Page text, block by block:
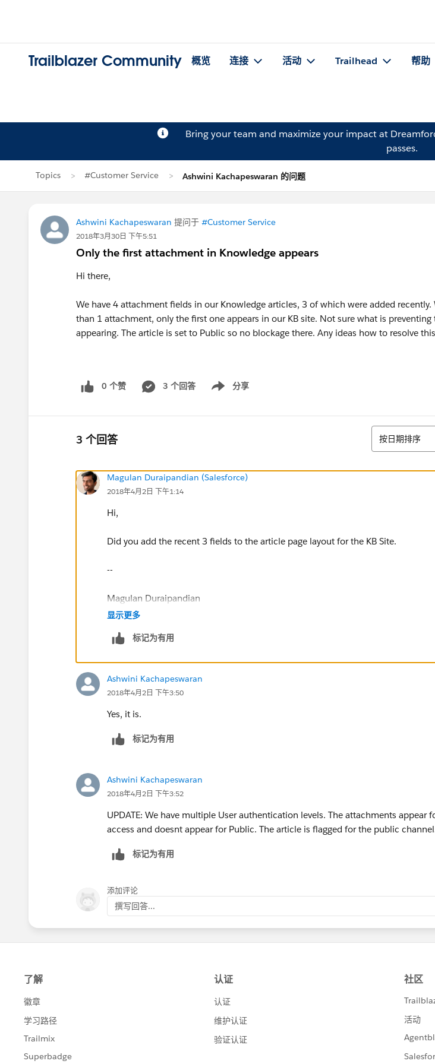
Trailblazer Community 概览 连接 活动 Trailhead 帮助
Bring your team and maximize your impact at
passes.
Topics #Customer Service Ashwini Kachapeswaran 的问题
Ashwini Kachapeswaran 提问于 #Customer Service
2018年3月30日 下午5:51
Only the first attachment in Knowledge appears
Hi there,
We have 4 attachment fields in our Knowledge articles, 3 of which were added
than 1 attachment, only the first one appears in our KB site. Not sure what is
appearing. The article is set to Public so no blockage there. Any ideas how to resolve
0 个赞 3 个回答 分享
Show menu
3 个回答 排序
按日期排序
Magulan Duraipandian (Salesforce)
2018年4月2日 下午1:14
Hi,
Did you add the recent 3 fields to the article page layout for the KB Site.
--
Magulan Duraipandian
显示更多
标记为有用
Ashwini Kachapeswaran
2018年4月2日 下午3:50
Yes, it is.
标记为有用
Ashwini Kachapeswaran
2018年4月2日 下午3:52
UPDATE: We have multiple User authentication levels. The attachments appear
access and doesnt appear for Public. The article is flagged for the public
标记为有用
添加评论
撰写回答...